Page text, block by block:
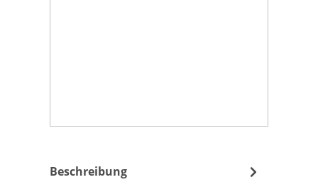
Beschreibung